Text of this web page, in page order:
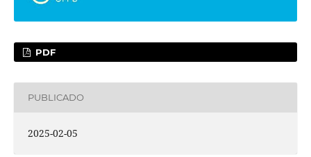
PDF
PUBLICADO
2025-02-05